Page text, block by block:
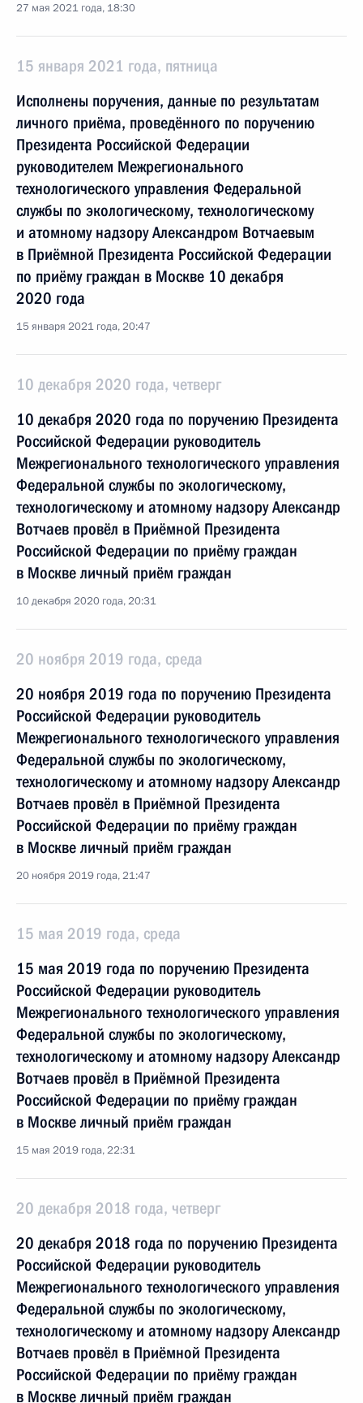
27 мая 2021 года, 18:30
15 января 2021 года, пятница
Исполнены поручения, данные по результатам
личного приёма, проведённого по поручению
Президента Российской Федерации
руководителем Межрегионального
технологического управления Федеральной
службы по экологическому, технологическому
и атомному надзору Александром Вотчаевым
в Приёмной Президента Российской Федерации
по приёму граждан в Москве 10 декабря
2020 года
15 января 2021 года, 20:47
10 декабря 2020 года, четверг
10 декабря 2020 года по поручению Президента
Российской Федерации руководитель
Межрегионального технологического управления
Федеральной службы по экологическому,
технологическому и атомному надзору Александр
Вотчаев провёл в Приёмной Президента
Российской Федерации по приёму граждан
в Москве личный приём граждан
10 декабря 2020 года, 20:31
20 ноября 2019 года, среда
20 ноября 2019 года по поручению Президента
Российской Федерации руководитель
Межрегионального технологического управления
Федеральной службы по экологическому,
технологическому и атомному надзору Александр
Вотчаев провёл в Приёмной Президента
Российской Федерации по приёму граждан
в Москве личный приём граждан
20 ноября 2019 года, 21:47
15 мая 2019 года, среда
15 мая 2019 года по поручению Президента
Российской Федерации руководитель
Межрегионального технологического управления
Федеральной службы по экологическому,
технологическому и атомному надзору Александр
Вотчаев провёл в Приёмной Президента
Российской Федерации по приёму граждан
в Москве личный приём граждан
15 мая 2019 года, 22:31
20 декабря 2018 года, четверг
20 декабря 2018 года по поручению Президента
Российской Федерации руководитель
Межрегионального технологического управления
Федеральной службы по экологическому,
технологическому и атомному надзору Александр
Вотчаев провёл в Приёмной Президента
Российской Федерации по приёму граждан
в Москве личный приём граждан